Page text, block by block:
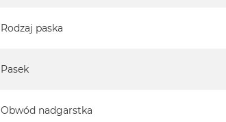
Rodzaj paska
Pasek
Obwód nadgarstka